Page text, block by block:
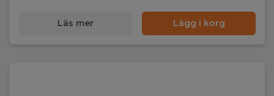
Läs mer Lägg i korg